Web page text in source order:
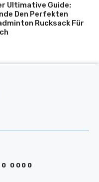
Ultimative Guide:
Den Perfekten
Rucksack Für
0000